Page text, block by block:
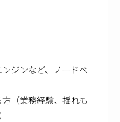
ンジンなど、ノードベ
（業務経験、揺れも